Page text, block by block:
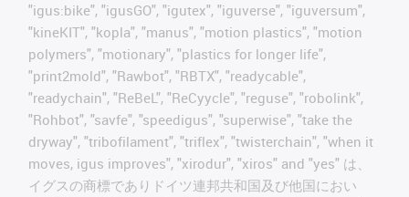
"igus:bike", "igusGO", "igutex", "iguverse", "iguversum",
"kineKIT", "kopla", "manus", "motion plastics", "motion
polymers", "motionary", "plastics for longer life",
"print2mold", "Rawbot", "RBTX", "readycable",
"readychain", "ReBeL", "ReCyycle", "reguse", "robolink",
"Rohbot", "savfe", "speedigus", "superwise", "take the
dryway", "tribofilament", "triflex", "twisterchain", "when it
moves, igus improves", "xirodur", "xiros" and "yes" は、
イグスの商標でありドイツ連邦共和国及び他国におい